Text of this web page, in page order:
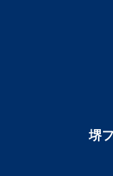
堺